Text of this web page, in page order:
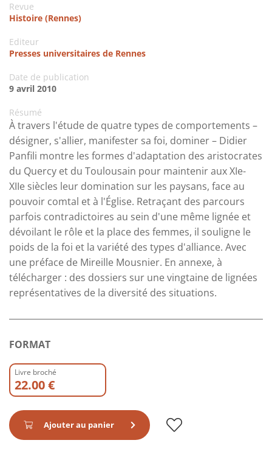
Revue
Histoire (Rennes)
Editeur
Presses universitaires de Rennes
Date de publication
9 avril 2010
Résumé
À travers l'étude de quatre types de comportements –
désigner, s'allier, manifester sa foi, dominer – Didier
Panfili montre les formes d'adaptation des aristocrates
du Quercy et du Toulousain pour maintenir aux XIe-
XIIe siècles leur domination sur les paysans, face au
pouvoir comtal et à l'Église. Retraçant des parcours
parfois contradictoires au sein d'une même lignée et
dévoilant le rôle et la place des femmes, il souligne le
poids de la foi et la variété des types d'alliance. Avec
une préface de Mireille Mousnier. En annexe, à
télécharger : des dossiers sur une vingtaine de lignées
représentatives de la diversité des situations.
FORMAT
Livre broché
22.00 €
Ajouter au panier